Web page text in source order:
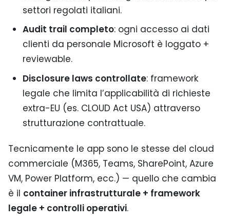
settori regolati italiani.
Audit trail completo: ogni accesso ai dati
clienti da personale Microsoft è loggato +
reviewable.
Disclosure laws controllate: framework
legale che limita l’applicabilità di richieste
extra-EU (es. CLOUD Act USA) attraverso
strutturazione contrattuale.
Tecnicamente le app sono le stesse del cloud
commerciale (M365, Teams, SharePoint, Azure
VM, Power Platform, ecc.) — quello che cambia
è il container infrastrutturale + framework
legale + controlli operativi.